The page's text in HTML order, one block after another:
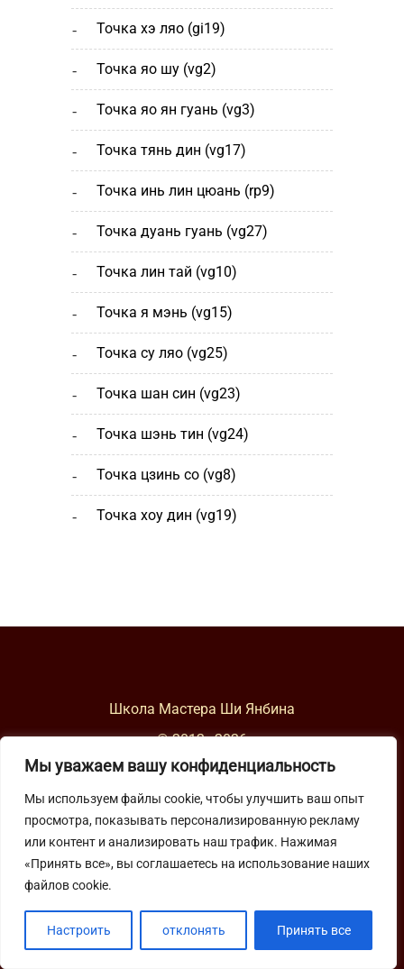
Мы уважаем вашу конфиденциальность
Мы используем файлы cookie, чтобы улучшить ваш опыт
просмотра, показывать персонализированную рекламу
или контент и анализировать наш трафик. Нажимая
«Принять все», вы соглашаетесь на использование наших
файлов cookie.
Настроить отклонять Принять все
точка хэ ляо (gi19)
точка яо шу (vg2)
точка яо ян гуань (vg3)
точка тянь дин (vg17)
точка инь лин цюань (rp9)
точка дуань гуань (vg27)
точка лин тай (vg10)
точка я мэнь (vg15)
точка су ляо (vg25)
точка шан cин (vg23)
точка шэнь тин (vg24)
точка цзинь со (vg8)
точка хоу дин (vg19)
Школа Мастера Ши Янбина
© 2012–2026
YouTube
VK
Max
Поиск по сайту